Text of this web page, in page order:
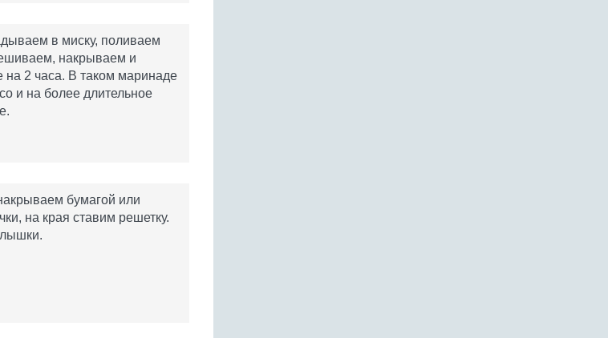
в миску, поливаем
накрываем и
на 2 часа. В таком маринаде
и на более длительное
бумагой или
на края ставим решетку.